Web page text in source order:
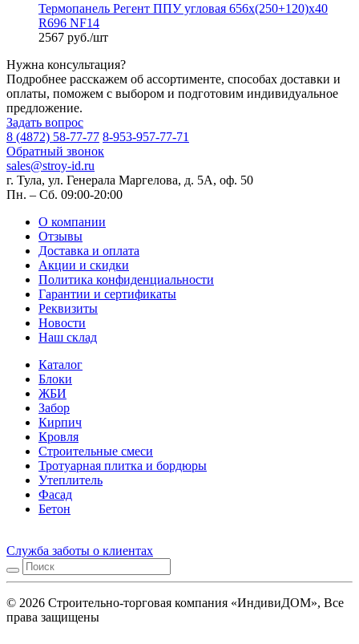
Термопанель Регент ППУ угловая 656х(250+120)х40
R696 NF14
2567 руб./шт
Нужна консультация?
Подробнее расскажем об ассортименте, способах доставки и
оплаты, поможем с выбором и подготовим индивидуальное
предложение.
Задать вопрос
8 (4872) 58-77-77 8-953-957-77-71
Обратный звонок
sales@stroy-id.ru
г. Тула, ул. Генерала Маргелова, д. 5А, оф. 50
Пн. – Cб. 09:00-20:00
О компании
Отзывы
Доставка и оплата
Акции и скидки
Политика конфиденциальности
Гарантии и сертификаты
Реквизиты
Новости
Наш склад
Каталог
Блоки
ЖБИ
Забор
Кирпич
Кровля
Строительные смеси
Тротуарная плитка и бордюры
Утеплитель
Фасад
Бетон
Служба заботы о клиентах
© 2026 Строительно-торговая компания «ИндивиДОМ», Все
права защищены